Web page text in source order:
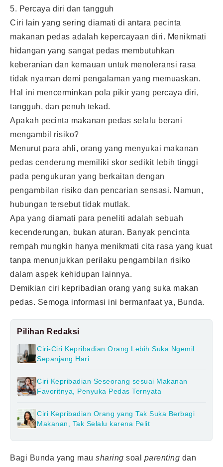
5. Percaya diri dan tangguh
Ciri lain yang sering diamati di antara pecinta
makanan pedas adalah kepercayaan diri. Menikmati
hidangan yang sangat pedas membutuhkan
keberanian dan kemauan untuk menoleransi rasa
tidak nyaman demi pengalaman yang memuaskan.
Hal ini mencerminkan pola pikir yang percaya diri,
tangguh, dan penuh tekad.
Apakah pecinta makanan pedas selalu berani
mengambil risiko?
Menurut para ahli, orang yang menyukai makanan
pedas cenderung memiliki skor sedikit lebih tinggi
pada pengukuran yang berkaitan dengan
pengambilan risiko dan pencarian sensasi. Namun,
hubungan tersebut tidak mutlak.
Apa yang diamati para peneliti adalah sebuah
kecenderungan, bukan aturan. Banyak pencinta
rempah mungkin hanya menikmati cita rasa yang kuat
tanpa menunjukkan perilaku pengambilan risiko
dalam aspek kehidupan lainnya.
Demikian ciri kepribadian orang yang suka makan
pedas. Semoga informasi ini bermanfaat ya, Bunda.
Pilihan Redaksi
Ciri-Ciri Kepribadian Orang Lebih Suka Ngemil
Sepanjang Hari
Ciri Kepribadian Seseorang sesuai Makanan
Favoritnya, Penyuka Pedas Ternyata
Ciri Kepribadian Orang yang Tak Suka Berbagi
Makanan, Tak Selalu karena Pelit
Bagi Bunda yang mau sharing soal parenting dan